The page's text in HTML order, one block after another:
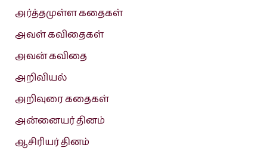
அர்த்தமுள்ள கதைகள்
அவள் கவிதைகள்
அவன் கவிதை
அறிவியல்
அறிவுரை கதைகள்
அன்னையர் தினம்
ஆசிரியர் தினம்